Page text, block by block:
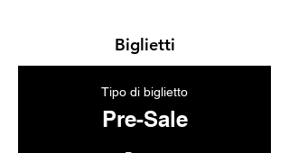
Biglietti
Tipo di biglietto
Pre-Sale